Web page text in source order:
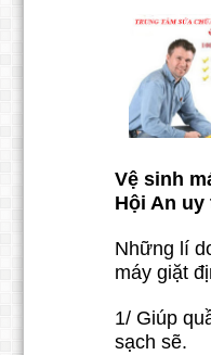
Vệ sinh
Hội An uy
Những lí
máy giặt
1/ Giúp
sạch sẽ.